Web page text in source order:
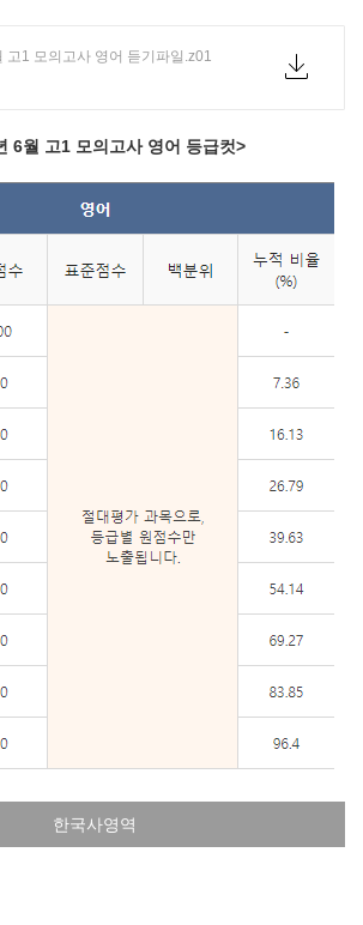
고1 모의고사 영어 듣기파일.z01
6월 고1 모의고사 영어 등급컷>
한국사영역